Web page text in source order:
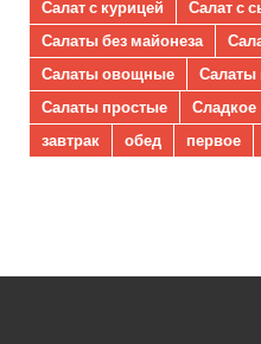
Салат с курицей
Салат с
Салаты без майонеза
Салаты овощные
Салаты
Салаты простые
Сладкое
завтрак
обед первое